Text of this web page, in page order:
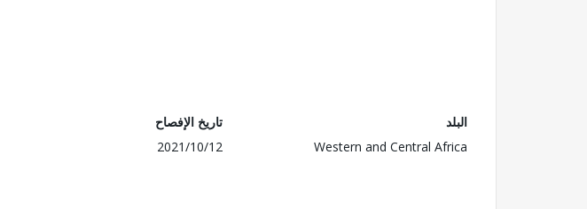
البلد
Western and Central Africa
تاريخ الإفصاح
2021/10/12